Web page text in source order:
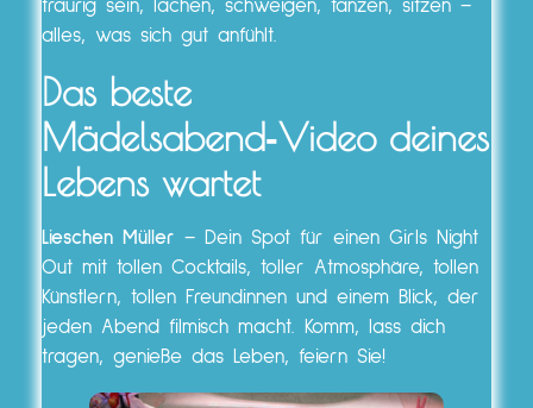
traurig sein, lachen, schweigen, tanzen, sitzen –
alles, was sich gut anfühlt.
Das beste
Mädelsabend‑Video deines
Lebens wartet
Lieschen Müller – Dein Spot für einen Girls Night
Out mit tollen Cocktails, toller Atmosphäre, tollen
Künstlern, tollen Freundinnen und einem Blick, der
jeden Abend filmisch macht. Komm, lass dich
tragen, genieße das Leben, feiern Sie!